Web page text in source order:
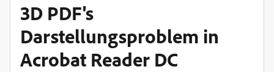
3D PDF's
Darstellungsproblem in
Acrobat Reader DC